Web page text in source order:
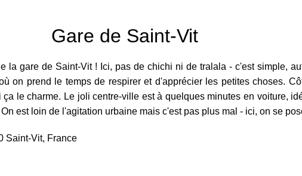
Gare de Saint-Vit
la gare de Saint-Vit ! Ici, pas de chichi ni de tralala - c'est simple,
on prend le temps de respirer et d'apprécier les petites choses.
le charme. Le joli centre-ville est à quelques minutes en voiture,
est loin de l'agitation urbaine mais c'est pas plus mal - ici, on se
Saint-Vit, France